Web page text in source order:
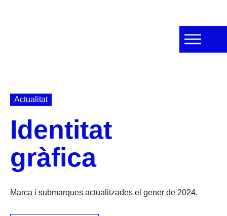
Actualitat
Identitat
gràfica
Marca i submarques actualitzades el gener de 2024.